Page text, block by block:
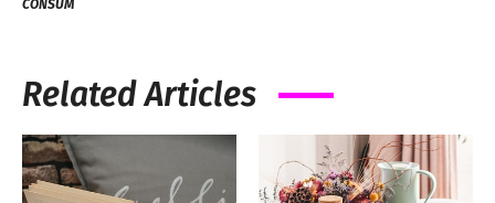
CONSUM
Related Articles